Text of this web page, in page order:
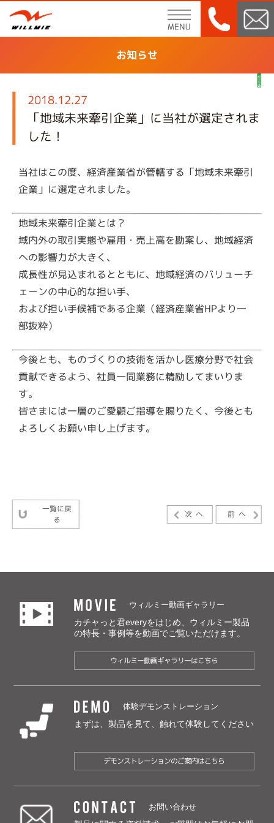
menu
お知らせ
2018.12.27
「地域未来牽引企業」に当社が選定されま
した！
当社はこの度、経済産業省が管轄する「地域未来牽引
企業」に選定されました。
地域未来牽引企業とは？
域内外の取引実態や雇用・売上高を勘案し、地域経済
への影響力が大きく、
成長性が見込まれるとともに、地域経済のバリューチ
ェーンの中心的な担い手、
および担い手候補である企業（経済産業省HPより一
部抜粋）
今後とも、ものづくりの技術を活かし医療分野で社会
貢献できるよう、社員一同業務に精励してまいりま
す。
皆さまには一層のご愛顧ご指導を賜りたく、今後とも
よろしくお願い申し上げます。
一覧に戻
る
次へ 前へ
MOVIE
ウィルミー動画ギャラリー
カチャっと君everyをはじめ、ウィルミー製品
の特長・事例等を動画でご覧いただけます。
ウィルミー動画ギャラリーはこちら
DEMO
体験デモンストレーション
まずは、製品を見て、触れて体験してください
デモンストレーションのご案内はこちら
CONTACT
お問い合わせ